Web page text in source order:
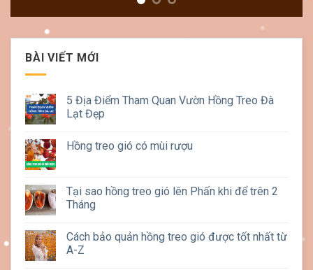
BÀI VIẾT MỚI
5 Địa Điểm Tham Quan Vườn Hồng Treo Đà
Lạt Đẹp
Hồng treo gió có mùi rượu
Tại sao hồng treo gió lên Phấn khi để trên 2
Tháng
Cách bảo quản hồng treo gió được tốt nhất từ
A-Z